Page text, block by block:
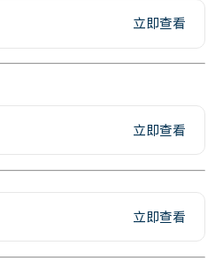
立即查看
立即查看
立即查看